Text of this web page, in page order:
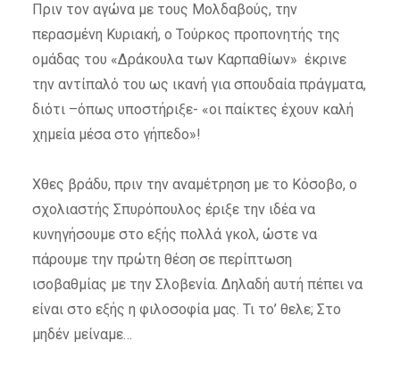
Πριν τον αγώνα με τους Μολδαβούς, την
περασμένη Κυριακή, ο Τούρκος προπονητής της
ομάδας του «Δράκουλα των Καρπαθίων» έκρινε
την αντίπαλό του ως ικανή για σπουδαία πράγματα,
διότι –όπως υποστήριξε- «οι παίκτες έχουν καλή
χημεία μέσα στο γήπεδο»!
Χθες βράδυ, πριν την αναμέτρηση με το Κόσοβο, ο
σχολιαστής Σπυρόπουλος έριξε την ιδέα να
κυνηγήσουμε στο εξής πολλά γκολ, ώστε να
πάρουμε την πρώτη θέση σε περίπτωση
ισοβαθμίας με την Σλοβενία. Δηλαδή αυτή πέπει να
είναι στο εξής η φιλοσοφία μας. Τι το’ θελε; Στο
μηδέν μείναμε…